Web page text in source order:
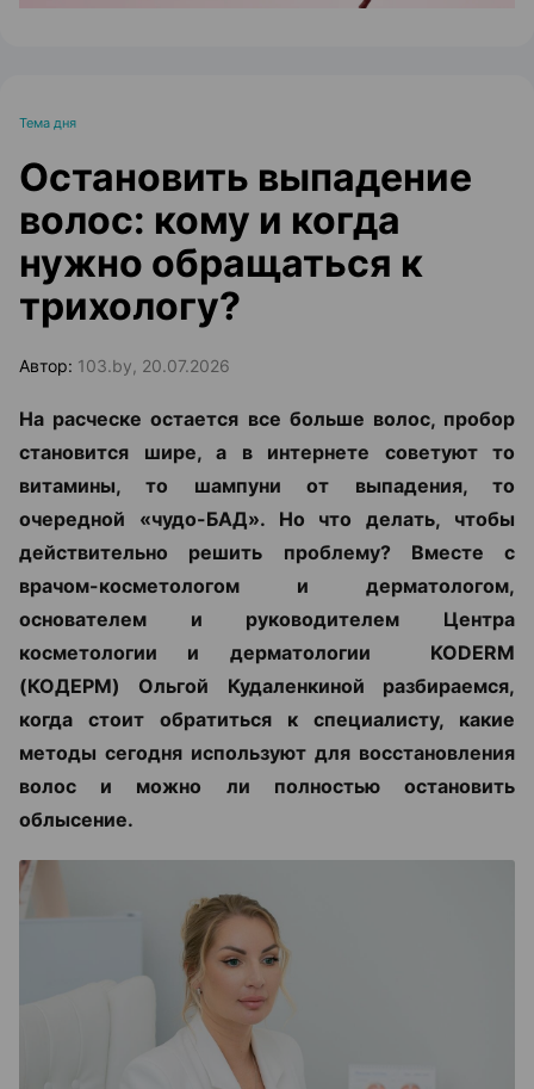
Тема дня
Остановить выпадение
волос: кому и когда
нужно обращаться к
трихологу?
Автор: 103.by, 20.07.2026
На расческе остается все больше волос, пробор
становится шире, а в интернете советуют то
витамины, то шампуни от выпадения, то
очередной «чудо-БАД». Но что делать, чтобы
действительно решить проблему? Вместе с
врачом-косметологом и дерматологом,
основателем и руководителем Центра
косметологии и дерматологии KODERM
(КОДЕРМ) Ольгой Кудаленкиной разбираемся,
когда стоит обратиться к специалисту, какие
методы сегодня используют для восстановления
волос и можно ли полностью остановить
облысение.